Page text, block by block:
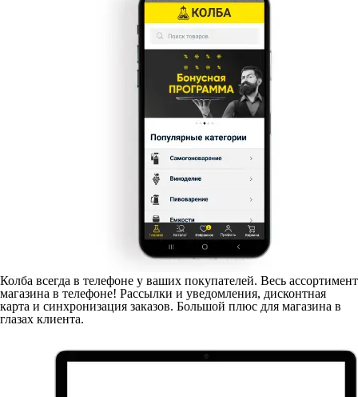
Колба всегда в телефоне у ваших покупателей. Весь ассортимент
магазина в телефоне! Рассылки и уведомления, дисконтная
карта и синхронизация заказов. Большой плюс для магазина в
глазах клиента.